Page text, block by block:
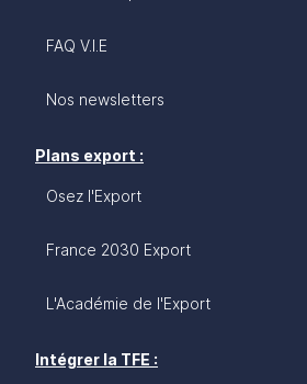
FAQ V.I.E
Nos newsletters
Plans export :
Osez l'Export
France 2030 Export
L'Académie de l'Export
Intégrer la TFE :